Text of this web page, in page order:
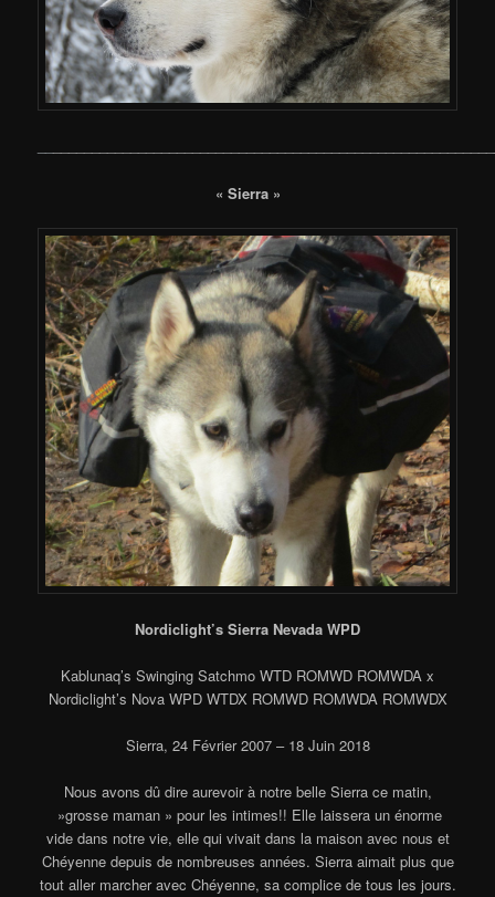
« Sierra »
Nordiclight’s Sierra Nevada WPD
Kablunaq’s Swinging Satchmo WTD ROMWD ROMWDA x
Nordiclight’s Nova WPD WTDX ROMWD ROMWDA ROMWDX
Sierra, 24 Février 2007 – 18 Juin 2018
Nous avons dû dire aurevoir à notre belle Sierra ce matin,
»grosse maman » pour les intimes!! Elle laissera un énorme
vide dans notre vie, elle qui vivait dans la maison avec nous et
Chéyenne depuis de nombreuses années. Sierra aimait plus que
tout aller marcher avec Chéyenne, sa complice de tous les jours.